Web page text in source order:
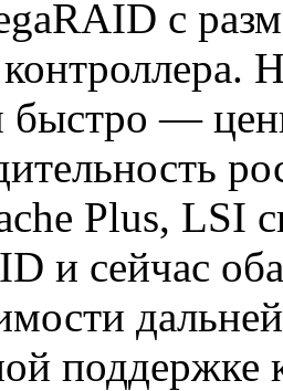
с
быстро —
Plus, LSI
и сейчас
поддержке